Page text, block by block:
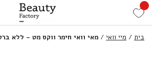
בית / מיי וואי / מאי וואי חימר ווקס מט – ללא ברק | 250